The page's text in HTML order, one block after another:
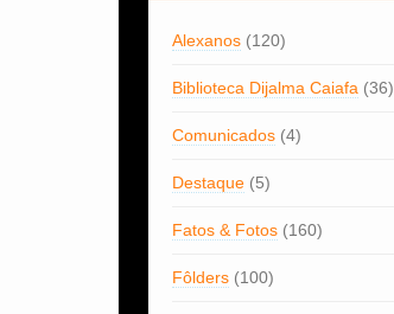
Alexanos(120)
Biblioteca Dijalma Caiafa(36)
Comunicados(4)
Destaque(5)
Fatos & Fotos(160)
Fôlders(100)